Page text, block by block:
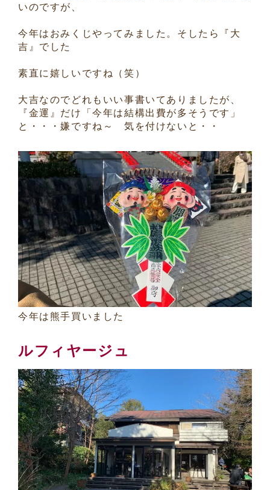
いのですが、
今年はおみくじやってみました。そしたら『大
吉』でした
素直に嬉しいですね（笑）
大吉なのでどれもいい事書いてありましたが、
『金運』だけ「今年は結構出費が多そうです」
と・・・嫌ですね～ 気を付けないと・・
今年は熊手買いました
ルフィヤージュ